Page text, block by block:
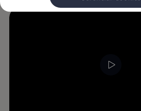
Peças VW
Revisões Volkswagen
Reparador Volkswagen